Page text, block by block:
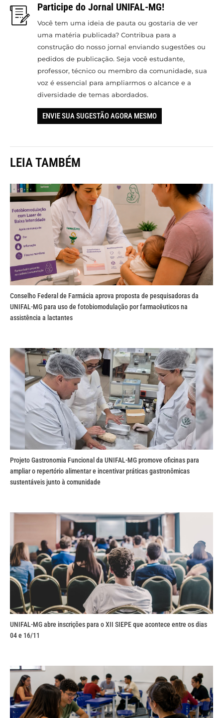
Participe do Jornal UNIFAL-MG!
Você tem uma ideia de pauta ou gostaria de ver
uma matéria publicada? Contribua para a
construção do nosso jornal enviando sugestões ou
pedidos de publicação. Seja você estudante,
professor, técnico ou membro da comunidade, sua
voz é essencial para ampliarmos o alcance e a
diversidade de temas abordados.
ENVIE SUA SUGESTÃO AGORA MESMO
LEIA TAMBÉM
Conselho Federal de Farmácia aprova proposta de pesquisadoras da
UNIFAL-MG para uso de fotobiomodulação por farmacêuticos na
assistência a lactantes
Projeto Gastronomia Funcional da UNIFAL-MG promove oficinas para
ampliar o repertório alimentar e incentivar práticas gastronômicas
sustentáveis junto à comunidade
UNIFAL-MG abre inscrições para o XII SIEPE que acontece entre os dias
04 e 16/11